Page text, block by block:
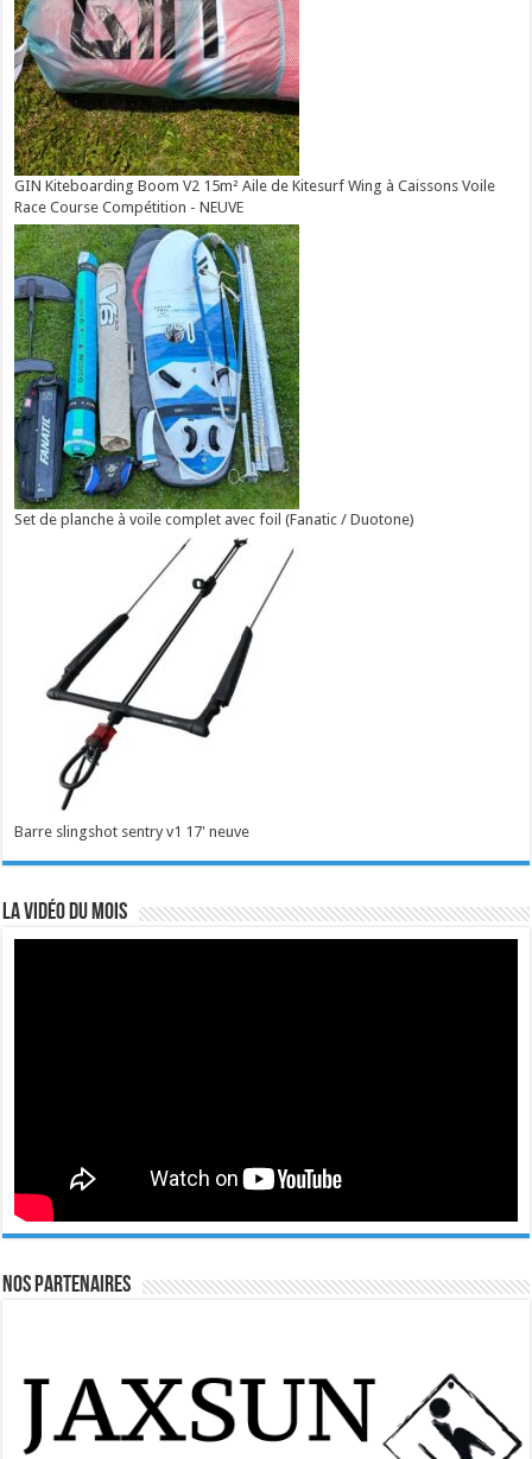
GIN Kiteboarding Boom V2 15m² Aile de Kitesurf Wing à Caissons Voile
Race Course Compétition - NEUVE
Set de planche à voile complet avec foil (Fanatic / Duotone)
Barre slingshot sentry v1 17' neuve
La vidéo du mois
Nos Partenaires